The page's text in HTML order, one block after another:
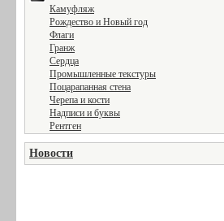
Камуфляж
Рождество и Новый год
Флаги
Гранж
Сердца
Промышленные текстуры
Поцарапанная стена
Черепа и кости
Надписи и буквы
Рентген
Новости